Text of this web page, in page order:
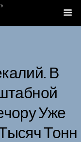
В
Уже
Тонн